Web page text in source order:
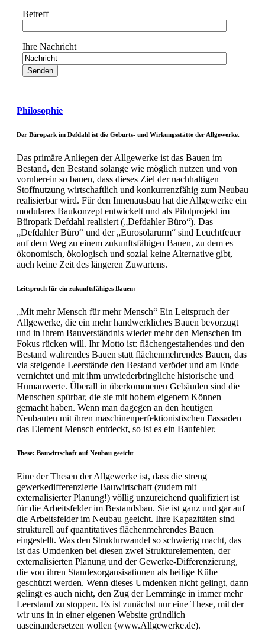
Betreff
Ihre Nachricht
Philosophie
Der Büropark im Defdahl ist die Geburts- und Wirkungsstätte der Allgewerke.
Das primäre Anliegen der Allgewerke ist das Bauen im
Bestand, den Bestand solange wie möglich nutzen und von
vornherein so bauen, dass dieses Ziel der nachhaltigen
Stoffnutzung wirtschaftlich und konkurrenzfähig zum Neubau
realisierbar wird. Für den Innenausbau hat die Allgewerke ein
modulares Baukonzept entwickelt und als Pilotprojekt im
Büropark Defdahl realisiert („Defdahler Büro“). Das
„Defdahler Büro“ und der „Eurosolarurm“ sind Leuchtfeuer
auf dem Weg zu einem zukunftsfähigen Bauen, zu dem es
ökonomisch, ökologisch und sozial keine Alternative gibt,
auch keine Zeit des längeren Zuwartens.
Leitspruch für ein zukunftsfähiges Bauen:
„Mit mehr Mensch für mehr Mensch“ Ein Leitspruch der
Allgewerke, die ein mehr handwerkliches Bauen bevorzugt
und in ihrem Bauverständnis wieder mehr den Menschen im
Fokus rücken will. Ihr Motto ist: flächengestaltendes und den
Bestand wahrendes Bauen statt flächenmehrendes Bauen, das
via steigende Leerstände den Bestand verödet und am Ende
vernichtet und mit ihm unwiederbringliche historische und
Humanwerte. Überall in überkommenen Gebäuden sind die
Menschen spürbar, die sie mit hohem eigenem Können
gemacht haben. Wenn man dagegen an den heutigen
Neubauten mit ihren maschinenperfektionistischen Fassaden
das Element Mensch entdeckt, so ist es ein Baufehler.
These: Bauwirtschaft auf Neubau geeicht
Eine der Thesen der Allgewerke ist, dass die streng
gewerkedifferenzierte Bauwirtschaft (zudem mit
externalisierter Planung!) völlig unzureichend qualifiziert ist
für die Arbeitsfelder im Bestandsbau. Sie ist ganz und gar auf
die Arbeitsfelder im Neubau geeicht. Ihre Kapazitäten sind
strukturell auf quantitatives flächenmehrendes Bauen
eingestellt. Was den Strukturwandel so schwierig macht, das
ist das Umdenken bei diesen zwei Strukturelementen, der
externalisierten Planung und der Gewerke-Differenzierung,
die von ihren Standesorgansisationen als heilige Kühe
geschützt werden. Wenn dieses Umdenken nicht gelingt, dann
gelingt es auch nicht, den Zug der Lemminge in immer mehr
Leerstand zu stoppen. Es ist zunächst nur eine These, mit der
wir uns in in einer eigenen Website gründlich
uaseinandersetzen wollen (www.Allgewerke.de).